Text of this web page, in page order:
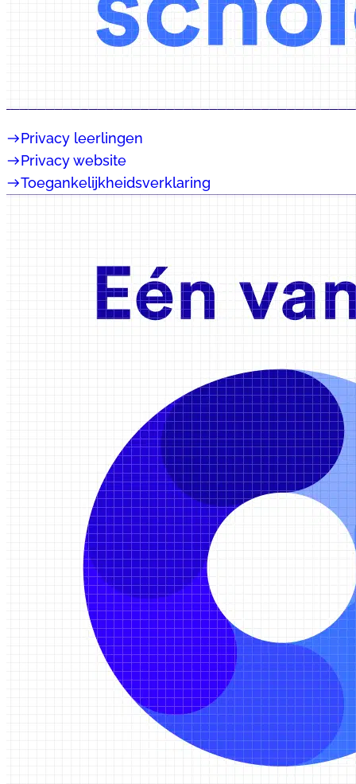
eastPrivacy leerlingen
eastPrivacy website
eastToegankelijkheidsverklaring